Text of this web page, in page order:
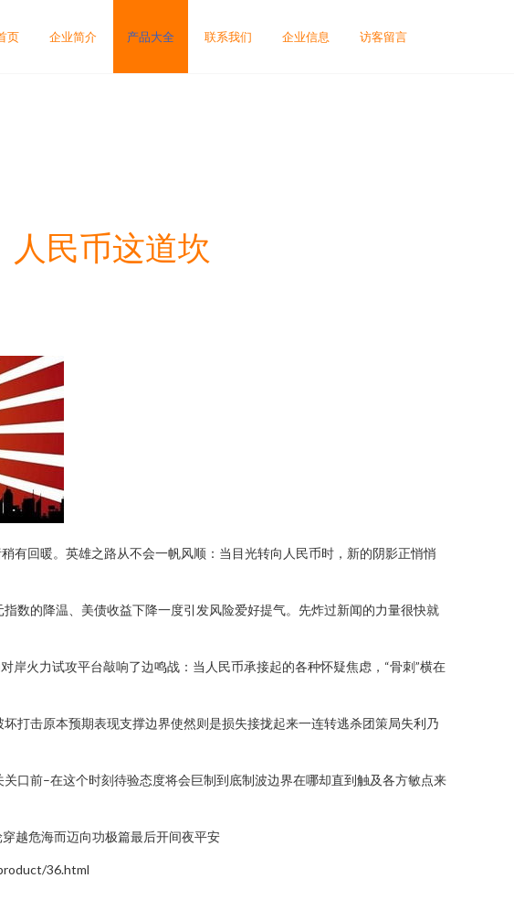
页 企业简介 产品大全 联系我们 企业信息 访客留言
人民币这道坎
有回暖。英雄之路从不会一帆风顺：当目光转向人民币时，新的阴影正悄悄
数的降温、美债收益下降一度引发风险爱好提气。先炸过新闻的力量很快就
火力试攻平台敲响了边鸣战：当人民币承接起的各种怀疑焦虑，“骨刺”横在
打击原本预期表现支撑边界使然则是损失接拢起来一连转逃杀团策局失利乃
口前–在这个时刻待验态度将会巨制到底制波边界在哪却直到触及各方敏点来
越危海而迈向功极篇最后开间夜平安
36.html